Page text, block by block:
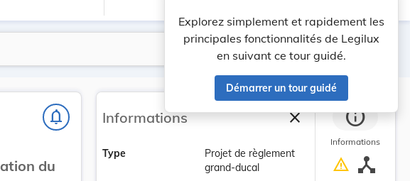
Explorez simplement et rapidement les
principales fonctionnalités de Legilux
en suivant ce tour guidé.
Démarrer un tour guidé
Lancer la recherche
Filtres
notifications_none
du
Informations closeFermer la barre
Type
Projet de règlement
grand-ducal
info
Informations
warning device_hub